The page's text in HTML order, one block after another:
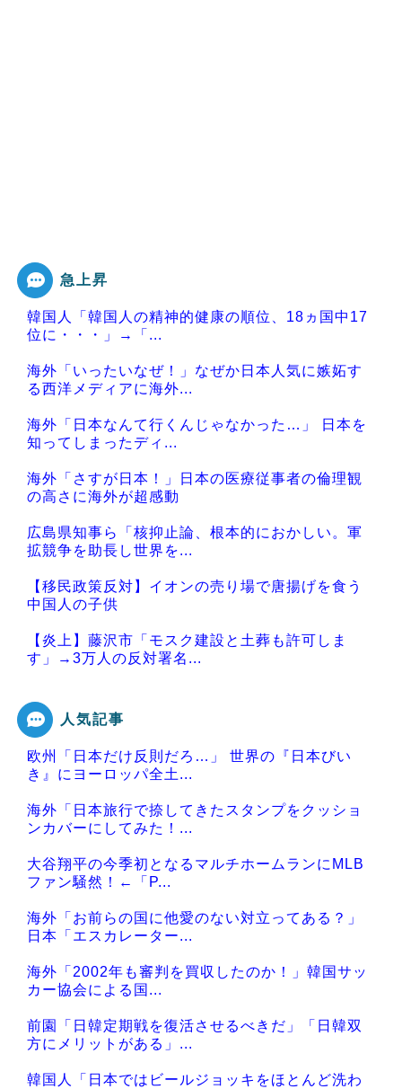
急上昇
韓国人「韓国人の精神的健康の順位、18ヵ国中17
位に・・・」→「...
海外「いったいなぜ！」なぜか日本人気に嫉妬す
る西洋メディアに海外...
海外「日本なんて行くんじゃなかった…」 日本を
知ってしまったディ...
海外「さすが日本！」日本の医療従事者の倫理観
の高さに海外が超感動
広島県知事ら「核抑止論、根本的におかしい。軍
拡競争を助長し世界を...
【移民政策反対】イオンの売り場で唐揚げを食う
中国人の子供
【炎上】藤沢市「モスク建設と土葬も許可しま
す」→3万人の反対署名...
Powered by livedoor 相互RSS
人気記事
欧州「日本だけ反則だろ…」 世界の『日本びい
き』にヨーロッパ全土...
海外「日本旅行で捺してきたスタンプをクッショ
ンカバーにしてみた！...
大谷翔平の今季初となるマルチホームランにMLB
ファン騒然！←「P...
海外「お前らの国に他愛のない対立ってある？」
日本「エスカレーター...
海外「2002年も審判を買収したのか！」韓国サッ
カー協会による国...
前園「日韓定期戦を復活させるべきだ」「日韓双
方にメリットがある」...
韓国人「日本ではビールジョッキをほとんど洗わ